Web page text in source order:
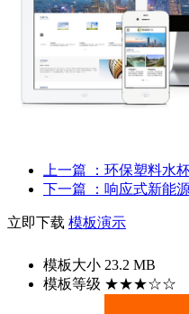
上一篇
：环保塑料水
下一篇
：响应式新能
立即下载 模板演示
模板大小 23.2 MB
模板等级 ★★★☆☆